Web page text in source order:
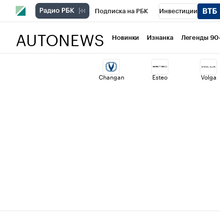
Подписка на РБК Инвестиции
Национальные проекты Город
Кредитные рейтинги Франшизы
AUTONEWS Новинки Изнанка Легенды
Changan Esteo Volga